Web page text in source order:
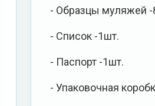
- Образцы муляжей -
- Список -1шт.
- Паспорт -1шт.
- Упаковочная